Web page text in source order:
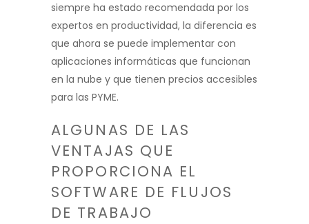
siempre ha estado recomendada por los
expertos en productividad, la diferencia es
que ahora se puede implementar con
aplicaciones informáticas que funcionan
en la nube y que tienen precios accesibles
para las PYME.
ALGUNAS DE LAS
VENTAJAS QUE
PROPORCIONA EL
SOFTWARE DE FLUJOS
DE TRABAJO